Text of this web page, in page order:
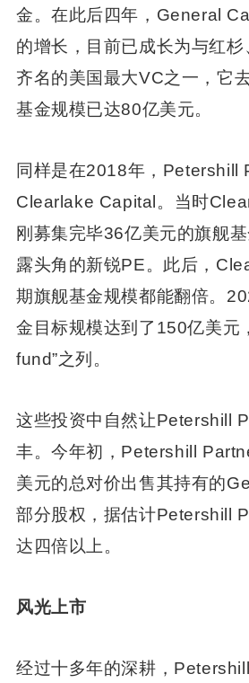
金。在此后四年，General
的增长，目前已成长为与红
齐名的美国最大VC之一，它
基金规模已达80亿美元。
同样是在2018年，Petershill
Clearlake Capital。当时
刚募集完毕36亿美元的旗舰
露头角的新锐PE。此后，
期旗舰基金规模都能翻倍。
金目标规模达到了150亿美元
fund”之列。
这些投资中自然让Petershill
丰。今年初，Petershill
美元的总对价出售其持有的
部分股权，据估计Petershill
达四倍以上。
风光上市
经过十多年的深耕，